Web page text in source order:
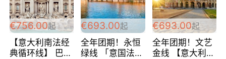
€756.00起
【意大利南法经
典循环线】 巴黎
€693.00起
全年团期！永恒
绿线 「意国法
€693.00起
全年团期！文艺
金线 【意大利一